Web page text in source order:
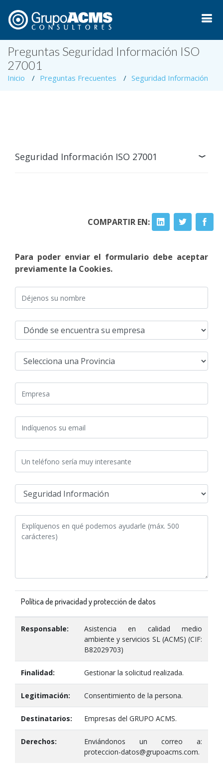
Preguntas Seguridad Información ISO
27001
Inicio Preguntas Frecuentes Seguridad Información
Seguridad Información ISO 27001
COMPARTIR EN:
Para poder enviar el formulario debe aceptar
previamente la Cookies.
Política de privacidad y protección de datos
Responsable:
Asistencia en calidad medio
ambiente y servicios SL (ACMS) (CIF:
B82029703)
Finalidad: Gestionar la solicitud realizada.
Legitimación: Consentimiento de la persona.
Destinatarios: Empresas del GRUPO ACMS.
Derechos:
Enviándonos un correo a:
proteccion-datos@grupoacms.com.